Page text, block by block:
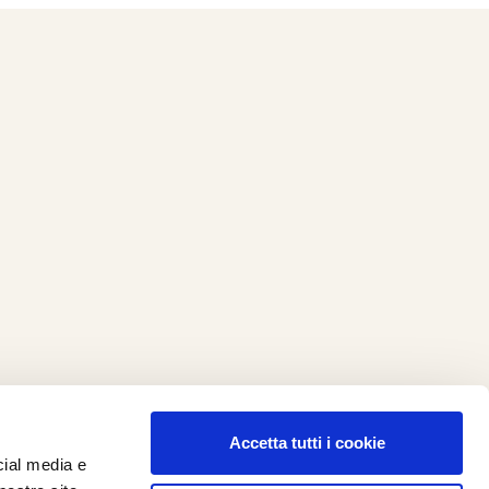
media e
Accetta tutti i cookie
162 srl